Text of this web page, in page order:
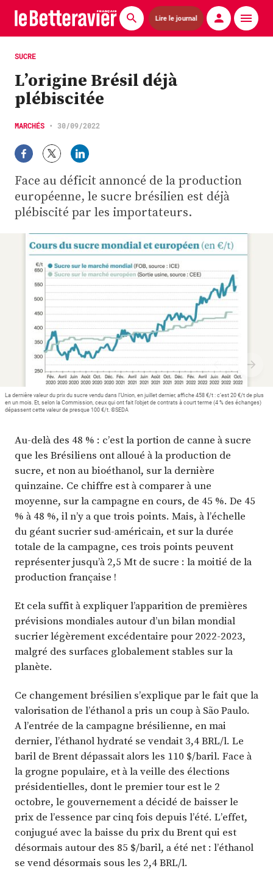
Lire le journal
Actualités
Économie
Agronomie
Matériels
La technique ITB
Pommes de terre
Guides pratiques
Chasse
Plus
Abonnez-vous
SUCRE
L’origine Brésil déjà
plébiscitée
MARCHÉS • 30/09/2022
Face au déficit annoncé de la production
européenne, le sucre brésilien est déjà
plébiscité par les importateurs.
La dernière valeur du prix du sucre vendu dans l’Union, en juillet dernier, affiche 458 €/t : c’est 20 €/t de plus
en un mois. Et, selon la Commission, ceux qui ont fait l’objet de contrats à court terme (4 % des échanges)
dépassent cette valeur de presque 100 €/t. ©SEDA
Au-delà des 48 % : c’est la portion de canne à sucre
que les Brésiliens ont alloué à la production de
sucre, et non au bioéthanol, sur la dernière
quinzaine. Ce chiffre est à comparer à une
moyenne, sur la campagne en cours, de 45 %. De 45
% à 48 %, il n’y a que trois points. Mais, à l’échelle
du géant sucrier sud-américain, et sur la durée
totale de la campagne, ces trois points peuvent
représenter jusqu’à 2,5 Mt de sucre : la moitié de la
production française !
Et cela suffit à expliquer l’apparition de premières
prévisions mondiales autour d’un bilan mondial
sucrier légèrement excédentaire pour 2022-2023,
malgré des surfaces globalement stables sur la
planète.
Ce changement brésilien s’explique par le fait que la
valorisation de l’éthanol a pris un coup à São Paulo.
A l’entrée de la campagne brésilienne, en mai
dernier, l’éthanol hydraté se vendait 3,4 BRL/l. Le
baril de Brent dépassait alors les 110 $/baril. Face à
la grogne populaire, et à la veille des élections
présidentielles, dont le premier tour est le 2
octobre, le gouvernement a décidé de baisser le
prix de l’essence par cinq fois depuis l’été. L’effet,
conjugué avec la baisse du prix du Brent qui est
désormais autour des 85 $/baril, a été net : l’éthanol
se vend désormais sous les 2,4 BRL/l.